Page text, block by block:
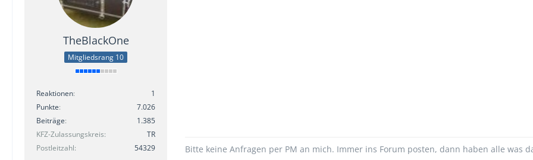
TheBlackOne
Mitgliedsrang 10
Reaktionen
1
Punkte
7.026
Beiträge
1.385
KFZ-Zulassungskreis
TR
Postleitzahl
54329 Bitte keine Anfragen per PM an mich. Immer ins Forum posten, dann haben alle was